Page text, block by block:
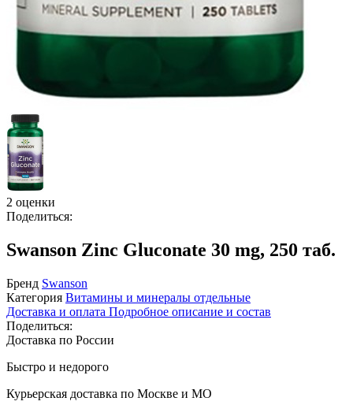
2 оценки
Поделиться:
Swanson Zinc Gluconate 30 mg, 250 таб.
Бренд Swanson
Категория Витамины и минералы отдельные
Доставка и оплата Подробное описание и состав
Поделиться:
Доставка по России
Быстро и недорого
Курьерская доставка по Москве и МО